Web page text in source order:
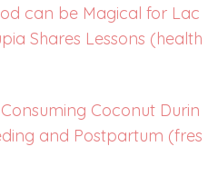
can be Magical for Lac
Shares Lessons (health
Coconut Durin
and Postpartum (fres